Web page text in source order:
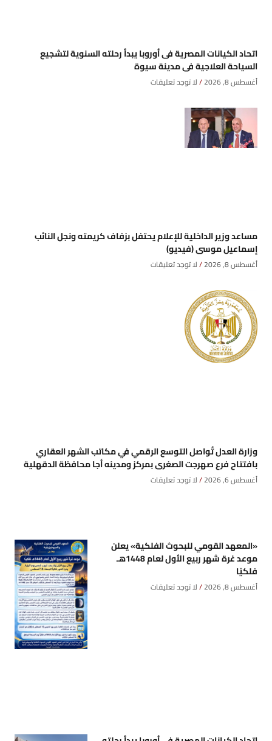
اتحاد الكيانات المصرية فى أوروبا يبدأ رحلته السنوية لتشجيع
السياحة العلاجية فى مدينة سيوة
أغسطس 8, 2026 لا توجد تعليقات
مساعد وزير الداخلية للإعلام يحتفل بزفاف كريمته ونجل النائب
إسماعيل موسى (فيديو)
أغسطس 8, 2026 لا توجد تعليقات
وزارة العدل تُواصل التوسع الرقمي في مكاتب الشهر العقاري
بافتتاح فرع صهرجت الصغرى بمركز ومدينه أجا محافظة الدقهلية
أغسطس 6, 2026 لا توجد تعليقات
«المعهد القومي للبحوث الفلكية» يعلن
موعد غرة شهر ربيع الأول لعام 1448هـ
فلكيًا
أغسطس 8, 2026 لا توجد تعليقات